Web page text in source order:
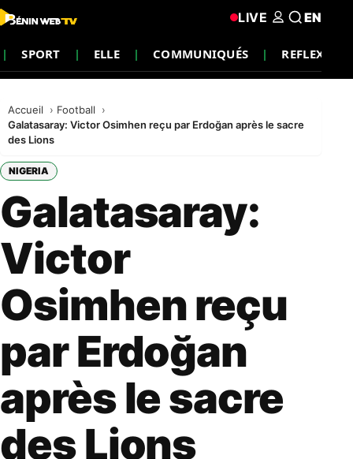
SPORT ELLE COMMUNIQUÉS REFLEXION
LIVE EN
Accueil
Football
Galatasaray: Victor Osimhen reçu par Erdoğan après le sacre
des Lions
NIGERIA
Galatasaray:
Victor
Osimhen reçu
par Erdoğan
après le sacre
des Lions